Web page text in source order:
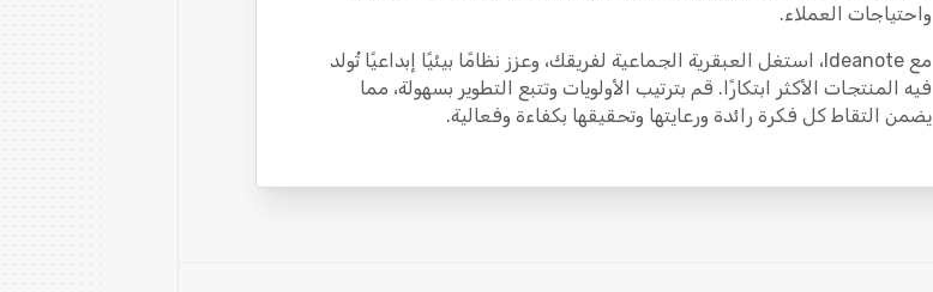
واحتياجات العملاء.
مع Ideanote، استغل العبقرية الجماعية لفريقك، وعزز نظامًا بيئيًا إبداعيًا تُولد
فيه المنتجات الأكثر ابتكارًا. قم بترتيب الأولويات وتتبع التطوير بسهولة، مما
يضمن التقاط كل فكرة رائدة ورعايتها وتحقيقها بكفاءة وفعالية.